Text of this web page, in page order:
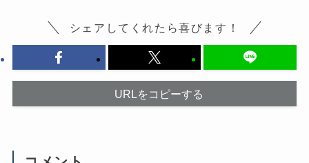
さ
新
し
ィ
ま
す
)
シェアしてくれたら喜びます！
URLをコピーする